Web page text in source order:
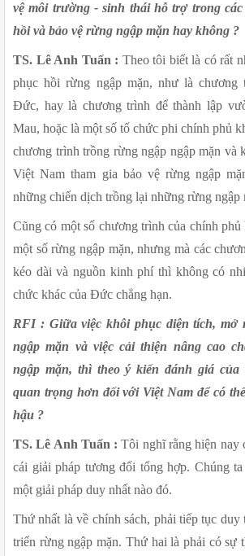
vệ môi trường - sinh thái hỗ trợ trong
hồi và bảo vệ rừng ngập mặn hay không ?
TS. Lê Anh Tuấn : Theo tôi biết là có rất
phục hồi rừng ngập mặn, như là chương
Đức, hay là chương trình để thành lập
Mau, hoặc là một số tổ chức phi chính phủ
chương trình trồng rừng ngập ngập mặn và
Việt Nam tham gia bảo vệ rừng ngập
những chiến dịch trồng lại những rừng ngập
Cũng có một số chương trình của chính
một số rừng ngập mặn, nhưng mà các
kéo dài và nguồn kinh phí thì không có
chức khác của Đức chẳng hạn.
RFI : Giữa việc khôi phục diện tích, mở
ngập mặn và việc cải thiện nâng cao
ngập mặn, thì theo ý kiến đánh giá của
quan trọng hơn đối với Việt Nam để có
hậu ?
TS. Lê Anh Tuấn : Tôi nghĩ rằng hiện nay
cái giải pháp tương đối tổng hợp. Chúng
một giải pháp duy nhất nào đó.
Thứ nhất là về chính sách, phải tiếp tục duy
triển rừng ngập mặn. Thứ hai là phải có sự